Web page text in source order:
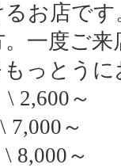
お店で
一度ご
もっとう
2,600～
～
～